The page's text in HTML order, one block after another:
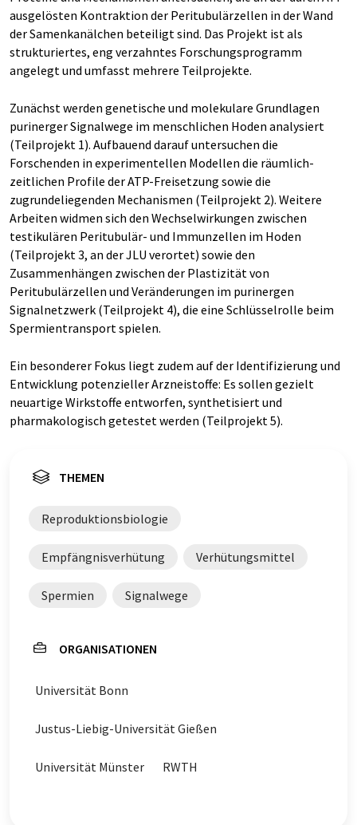
ausgelösten Kontraktion der Peritubulärzellen in der Wand
der Samenkanälchen beteiligt sind. Das Projekt ist als
strukturiertes, eng verzahntes Forschungsprogramm
angelegt und umfasst mehrere Teilprojekte.
Zunächst werden genetische und molekulare Grundlagen
purinerger Signalwege im menschlichen Hoden analysiert
(Teilprojekt 1). Aufbauend darauf untersuchen die
Forschenden in experimentellen Modellen die räumlich-
zeitlichen Profile der ATP-Freisetzung sowie die
zugrundeliegenden Mechanismen (Teilprojekt 2). Weitere
Arbeiten widmen sich den Wechselwirkungen zwischen
testikulären Peritubulär- und Immunzellen im Hoden
(Teilprojekt 3, an der JLU verortet) sowie den
Zusammenhängen zwischen der Plastizität von
Peritubulärzellen und Veränderungen im purinergen
Signalnetzwerk (Teilprojekt 4), die eine Schlüsselrolle beim
Spermientransport spielen.
Ein besonderer Fokus liegt zudem auf der Identifizierung und
Entwicklung potenzieller Arzneistoffe: Es sollen gezielt
neuartige Wirkstoffe entworfen, synthetisiert und
pharmakologisch getestet werden (Teilprojekt 5).
THEMEN
Reproduktionsbiologie
Empfängnisverhütung Verhütungsmittel
Spermien Signalwege
ORGANISATIONEN
Universität Bonn
Justus-Liebig-Universität Gießen
Universität Münster RWTH